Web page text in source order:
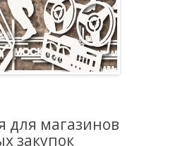
для магазинов
закупок